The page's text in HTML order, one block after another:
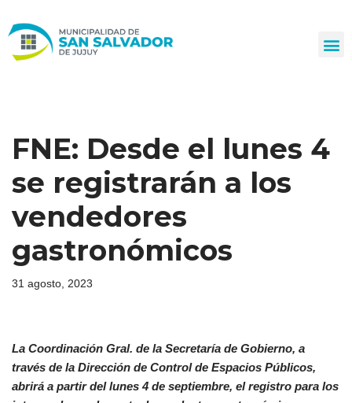
al
FNE: Desde el lunes 4
se registrarán a los
vendedores
gastronómicos
31 agosto, 2023
La Coordinación Gral. de la Secretaría de Gobierno, a
través de la Dirección de Control de Espacios Públicos,
abrirá a partir del lunes 4 de septiembre, el registro para los